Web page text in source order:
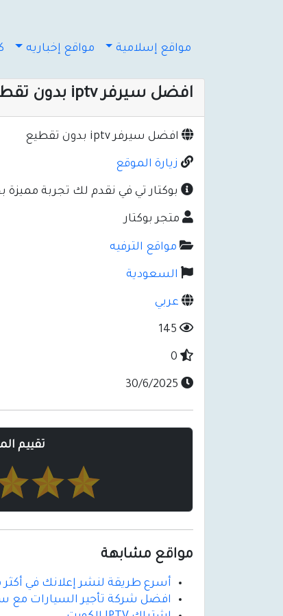
مواقع إسلامية مواقع إخباريه
افضل سيرفر iptv بدون تقطيع
افضل سيرفر iptv بدون تقطيع
زيارة الموقع
بوكتار تي في نقدم لك تجربة
متجر بوكتار
مواقع الترفيه
السعودية
عربي
تقييم
مواقع مشابهة
أسرع طريقة لنشر إعلانك في أكثر
افضل شركة تأجير السيارات مع